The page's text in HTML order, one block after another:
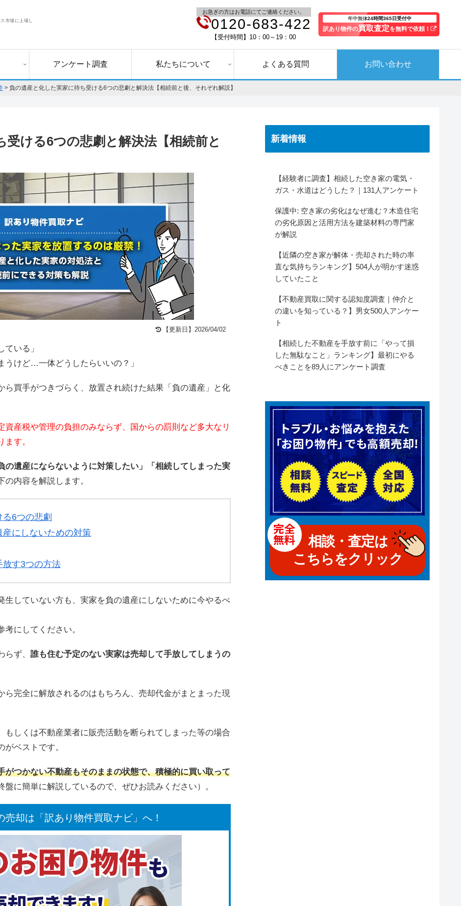
市場に上場し
お急ぎの方はお電話にてご連絡ください。
0120-683-422
【受付時間】10：00～19：00
年中無休24時間365日受付中
訳あり物件の買取査定を無料で依頼！
アンケート調査 私たちについて よくある質問 お問い合わせ
> 負の遺産と化した実家に待ち受ける6つの悲劇と解決法【相続前と後、それぞれ解説】
ける6つの悲劇と解決法【相続前と
【更新日】2026/04/02
ている」
うけど…一体どうしたらいいの？」
買手がつきづらく、放置され続けた結果「負の遺産」と化
産税や管理の負担のみならず、国からの罰則など多大なリ
す。
の遺産にならないように対策したい」「相続してしまった実
の内容を解説します。
6つの悲劇
産にしないための対策
放す3つの方法
生していない方も、実家を負の遺産にしないために今やるべ
にしてください。
ず、 誰も住む予定のない実家は売却して手放してしまうの
完全に解放されるのはもちろん、売却代金がまとまった現
もしくは不動産業者に販売活動を断られてしまった等の場合
ベストです。
つかない不動産もそのままの状態で、積極的に買い取って
に簡単に解説しているので、ぜひお読みください）。
却は「訳あり物件買取ナビ」へ！
新着情報
【経験者に調査】相続した空き家の電気・
ガス・水道はどうした？｜131人アンケート
保護中: 空き家の劣化はなぜ進む？木造住宅
の劣化原因と活用方法を建築材料の専門家
が解説
【近隣の空き家が解体・売却された時の率
直な気持ちランキング】504人が明かす迷惑
していたこと
【不動産買取に関する認知度調査｜仲介と
の違いを知っている？】男女500人アンケー
ト
【相続した不動産を手放す前に「やって損
した無駄なこと」ランキング】最初にやる
べきことを89人にアンケート調査
相談・査定は
こちらをクリック